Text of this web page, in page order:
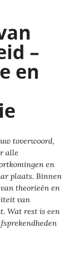
–
en
toverwoord,
alle
en
plaats. Binnen
theorieën en
van
Watrest is een